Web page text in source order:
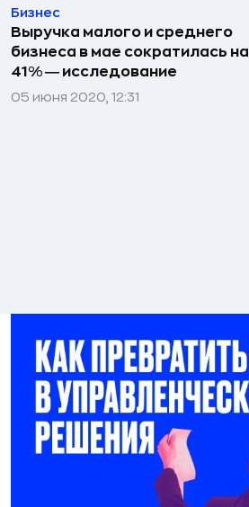
Бизнес
Выручка малого и среднего
бизнеса в мае сократилась на
41% ― исследование
05 июня 2020, 12:31